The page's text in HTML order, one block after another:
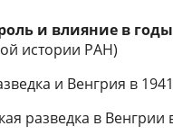
и влияние в
истории РАН)
и Венгрия в
разведка в Венгрии